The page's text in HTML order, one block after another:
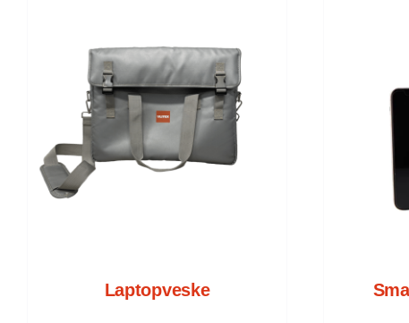
Laptopveske
KONTAKT VLITEX DETALJER